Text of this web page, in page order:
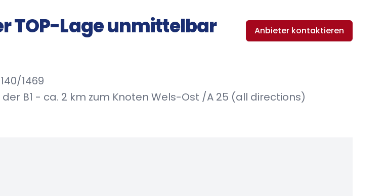
Anbieter kontaktieren
TOP-Lage unmittelbar
1469
B1 - ca. 2 km zum Knoten Wels-Ost /A 25 (all directions)